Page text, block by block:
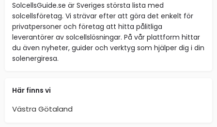
SolcellsGuide.se är Sveriges största lista med
solcellsföretag. Vi strävar efter att göra det enkelt för
privatpersoner och företag att hitta pålitliga
leverantörer av solcellslösningar. På vår plattform hittar
du även nyheter, guider och verktyg som hjälper dig i din
solenergiresa.
Här finns vi
Västra Götaland